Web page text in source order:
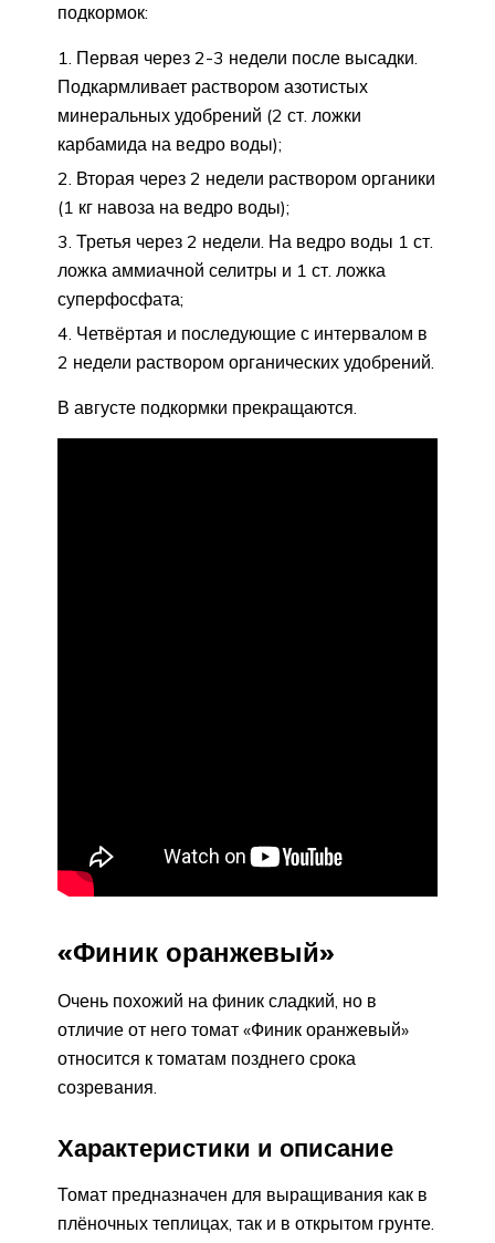
подкормок:
Первая через 2-3 недели после высадки.
Подкармливает раствором азотистых
минеральных удобрений (2 ст. ложки
карбамида на ведро воды);
Вторая через 2 недели раствором органики
(1 кг навоза на ведро воды);
Третья через 2 недели. На ведро воды 1 ст.
ложка аммиачной селитры и 1 ст. ложка
суперфосфата;
Четвёртая и последующие с интервалом в
2 недели раствором органических удобрений.
В августе подкормки прекращаются.
«Финик оранжевый»
Очень похожий на финик сладкий, но в
отличие от него томат «Финик оранжевый»
относится к томатам позднего срока
созревания.
Характеристики и описание
Томат предназначен для выращивания как в
плёночных теплицах, так и в открытом грунте.